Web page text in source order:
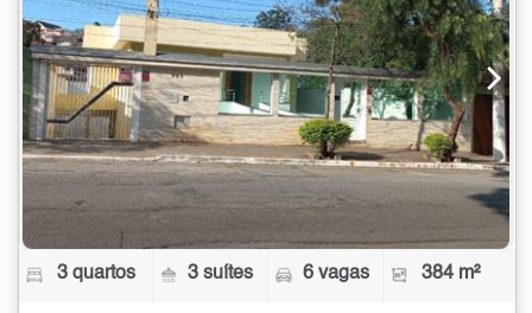
3 quartos 3 suítes 6 vagas 384 m²